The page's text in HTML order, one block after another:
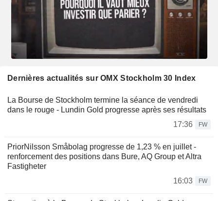
Dernières actualités sur OMX Stockholm 30 Index
La Bourse de Stockholm termine la séance de vendredi
dans le rouge - Lundin Gold progresse après ses résultats
17:36
FW
PriorNilsson Småbolag progresse de 1,23 % en juillet -
renforcement des positions dans Bure, AQ Group et Altra
Fastigheter
16:03
FW